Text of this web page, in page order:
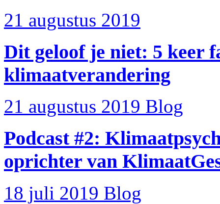
21 augustus 2019
Dit geloof je niet: 5 keer
klimaatverandering
21 augustus 2019 Blog
Podcast #2:
oprichter van
18 juli 2019 Blog